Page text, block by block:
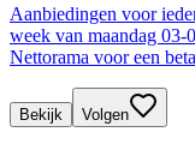
Aanbiedingen voor
week van maandag
Nettorama voor een
Bekijk Volgen